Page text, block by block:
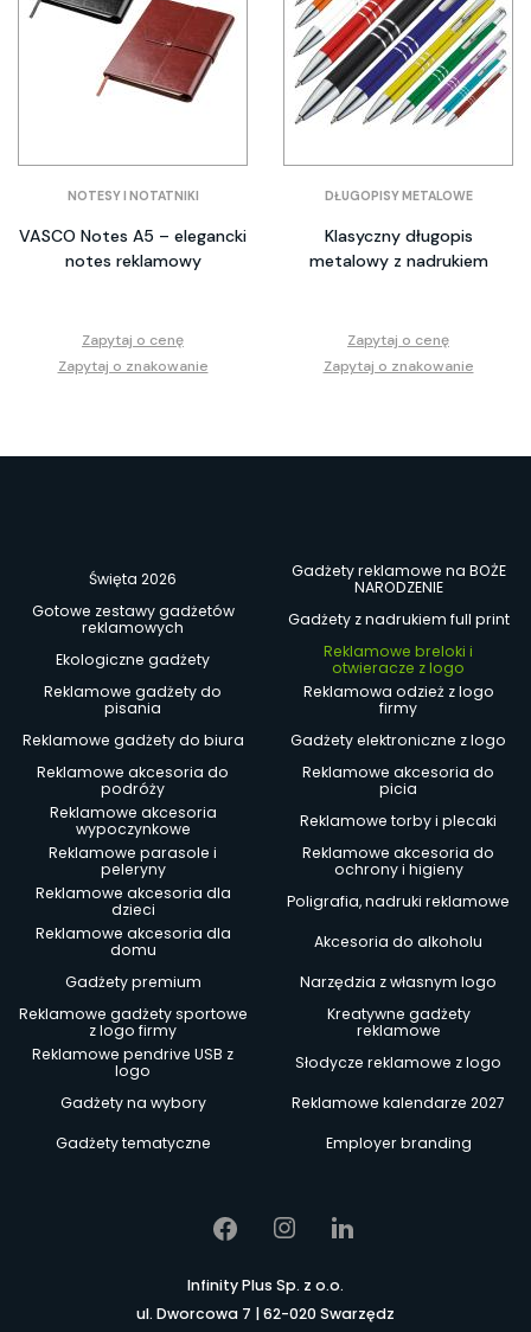
NOTESY I NOTATNIKI
VASCO Notes A5 – elegancki
notes reklamowy
Zapytaj o cenę
Zapytaj o znakowanie
DŁUGOPISY METALOWE
Klasyczny długopis
metalowy z nadrukiem
Zapytaj o cenę
Zapytaj o znakowanie
Święta 2026
Gadżety reklamowe na BOŻE
NARODZENIE
Gotowe zestawy gadżetów
reklamowych
Gadżety z nadrukiem full print
Ekologiczne gadżety
Reklamowe breloki i
otwieracze z logo
Reklamowe gadżety do
pisania
Reklamowa odzież z logo
firmy
Reklamowe gadżety do biura
Gadżety elektroniczne z logo
Reklamowe akcesoria do
podróży
Reklamowe akcesoria do
picia
Reklamowe akcesoria
wypoczynkowe
Reklamowe torby i plecaki
Reklamowe parasole i
peleryny
Reklamowe akcesoria do
ochrony i higieny
Reklamowe akcesoria dla
dzieci
Poligrafia, nadruki reklamowe
Reklamowe akcesoria dla
domu
Akcesoria do alkoholu
Gadżety premium
Narzędzia z własnym logo
Reklamowe gadżety sportowe
z logo firmy
Kreatywne gadżety
reklamowe
Reklamowe pendrive USB z
logo
Słodycze reklamowe z logo
Gadżety na wybory
Reklamowe kalendarze 2027
Gadżety tematyczne
Employer branding
Infinity Plus Sp. z o.o.
ul. Dworcowa 7 | 62-020 Swarzędz